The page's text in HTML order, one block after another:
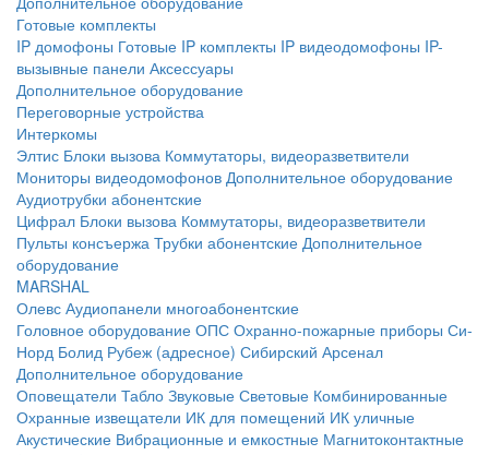
Готовые комплекты
IP домофоны Готовые IP комплекты IP видеодомофоны IP-
вызывные панели Аксессуары
Дополнительное оборудование
Переговорные устройства
Интеркомы
Элтис Блоки вызова Коммутаторы, видеоразветвители
Мониторы видеодомофонов Дополнительное оборудование
Аудиотрубки абонентские
Цифрал Блоки вызова Коммутаторы, видеоразветвители
Пульты консъержа Трубки абонентские Дополнительное
оборудование
MARSHAL
Олевс Аудиопанели многоабонентские
Головное оборудование ОПС Охранно-пожарные приборы Си-
Норд Болид Рубеж (адресное) Сибирский Арсенал
Дополнительное оборудование
Оповещатели Табло Звуковые Световые Комбинированные
Охранные извещатели ИК для помещений ИК уличные
Акустические Вибрационные и емкостные Магнитоконтактные